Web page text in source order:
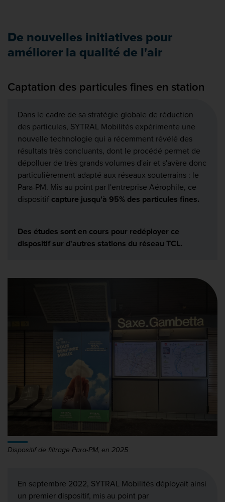
De nouvelles initiatives pour
améliorer la qualité de l'air
Captation des particules fines en station
Dans le cadre de sa stratégie globale de réduction
des particules, SYTRAL Mobilités expérimente une
nouvelle technologie qui a récemment révélé des
résultats très concluants, dont le procédé permet de
dépolluer de très grands volumes d'air et s'avère donc
particulièrement adapté aux réseaux souterrains : le
Para-PM. Mis au point par l'entreprise Aérophile, ce
dispositif capture jusqu'à 95% des particules fines.
Des études sont en cours pour redéployer ce
dispositif sur d'autres stations du réseau TCL.
Dispositif de filtrage Para-PM, en 2025
En septembre 2022, SYTRAL Mobilités déployait ainsi
un premier dispositif, mis au point par